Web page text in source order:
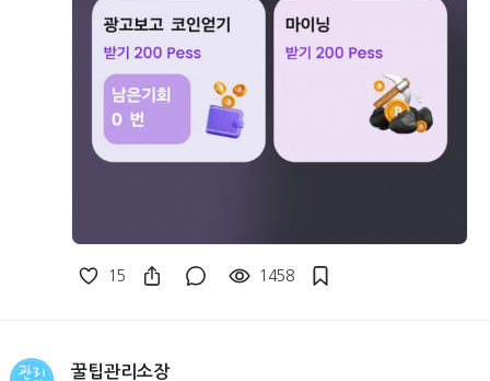
15 1458
꿀팁관리소장